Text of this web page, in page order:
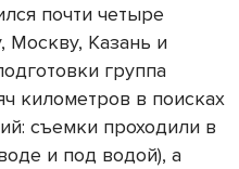
почти четыре
Москву, Казань и
группа
километров в поисках
съемки проходили в
и под водой), а